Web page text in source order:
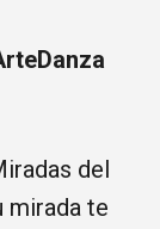
del
mirada te